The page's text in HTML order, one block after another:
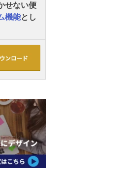
せない便
機能とし